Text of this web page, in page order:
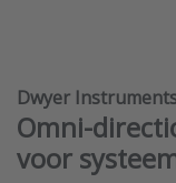
Dwyer
Omni-
voor